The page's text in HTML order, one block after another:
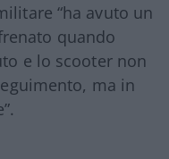
“ha avuto un
quando
e lo scooter non
ma in